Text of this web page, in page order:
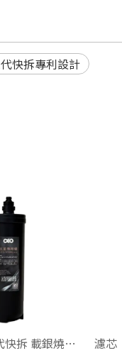
快拆專利設計
濾芯｜新三代快拆 載銀燒結碳【洗滌專用】